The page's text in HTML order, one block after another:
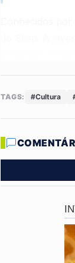
do Stiep. A
de fachada no
sem levantar
Para esconder
Essa agilidade
de vítimas
Durante as
TAGS: #Cultura